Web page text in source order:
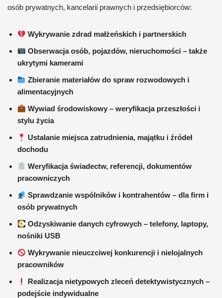
osób prywatnych, kancelarii prawnych i przedsiębiorców:
Wykrywanie zdrad małżeńskich i partnerskich
Obserwacja osób, pojazdów, nieruchomości – także
ukrytymi kamerami
Zbieranie materiałów do spraw rozwodowych i
alimentacyjnych
Wywiad środowiskowy – weryfikacja przeszłości i
stylu życia
Ustalanie miejsca zatrudnienia, majątku i źródeł
dochodu
Weryfikacja świadectw, referencji, dokumentów
pracowniczych
Sprawdzanie wspólników i kontrahentów – dla firm i
osób prywatnych
Odzyskiwanie danych cyfrowych – telefony, laptopy,
nośniki USB
Wykrywanie nieuczciwej konkurencji i nielojalnych
pracowników
Realizacja nietypowych zleceń detektywistycznych –
podejście indywidualne